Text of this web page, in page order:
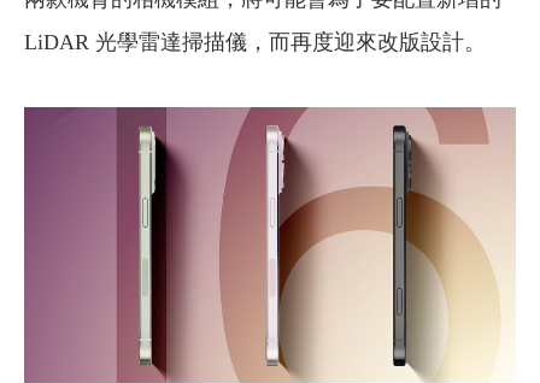
LiDAR 光學雷達掃描儀，而再度迎來改版設計。